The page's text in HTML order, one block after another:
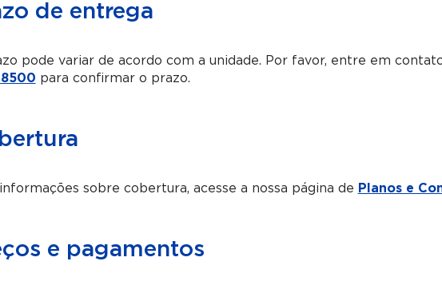
de entrega
pode variar de acordo com a unidade. Por favor, entre em
8500 para confirmar o prazo.
sobre cobertura, acesse a nossa página de Planos e
e pagamentos